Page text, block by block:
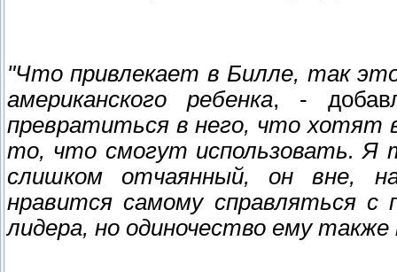
"Что привлекает в Билле, так
американского ребенка, -
превратиться в него, что хотят
то, что смогут использовать. Я
слишком отчаянный, он вне,
нравится самому справляться
лидера, но одиночество ему